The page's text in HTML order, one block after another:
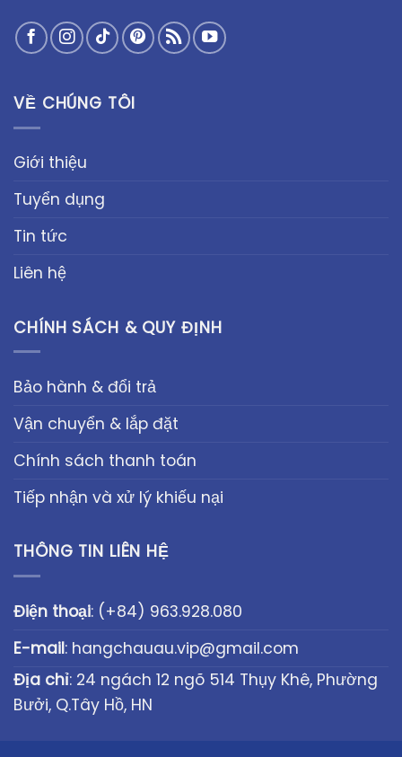
VỀ CHÚNG TÔI
Giới thiệu
Tuyển dụng
Tin tức
Liên hệ
CHÍNH SÁCH & QUY ĐỊNH
Bảo hành & đổi trả
Vận chuyển & lắp đặt
Chính sách thanh toán
Tiếp nhận và xử lý khiếu nại
THÔNG TIN LIÊN HỆ
Điện thoại: (+84) 963.928.080
E-mail: hangchauau.vip@gmail.com
Địa chỉ: 24 ngách 12 ngõ 514 Thụy Khê, Phường
Bưởi, Q.Tây Hồ, HN